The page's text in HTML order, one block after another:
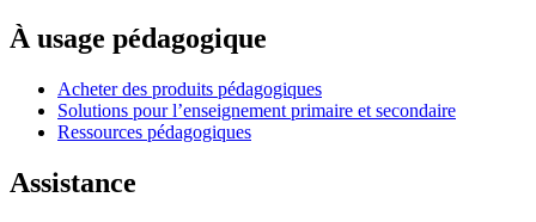
À usage pédagogique
Acheter des produits pédagogiques
Solutions pour l’enseignement primaire et secondaire
Ressources pédagogiques
Assistance